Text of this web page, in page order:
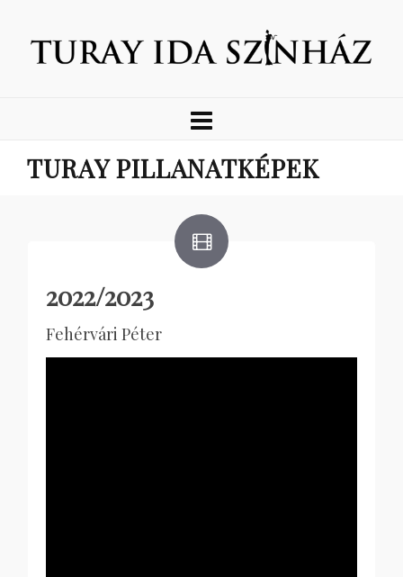
TURAY PILLANATKÉPEK
2022/2023
Fehérvári Péter